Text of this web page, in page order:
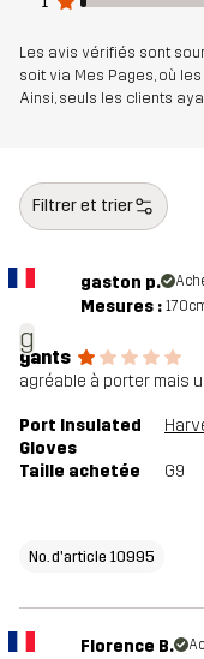
Les avis vérifiés sont
soit via Mes Pages, où
Ainsi, seuls les clients
Filtrer et trier
g
gaston p.
Mesures :
gants
agréable à porter mais
Port Insulated
Gloves
Taille achetée G9
No. d'article 10995
Florence B.